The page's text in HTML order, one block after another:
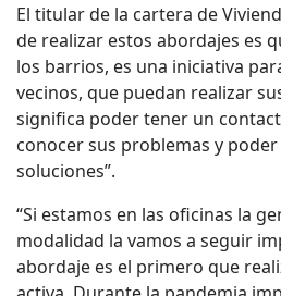
El titular de la cartera de
de realizar estos abordajes es
los barrios, es una iniciativa
vecinos, que puedan realizar
significa poder tener un
conocer sus problemas y
soluciones”.
“Si estamos en las oficinas la
modalidad la vamos a seguir
abordaje es el primero que